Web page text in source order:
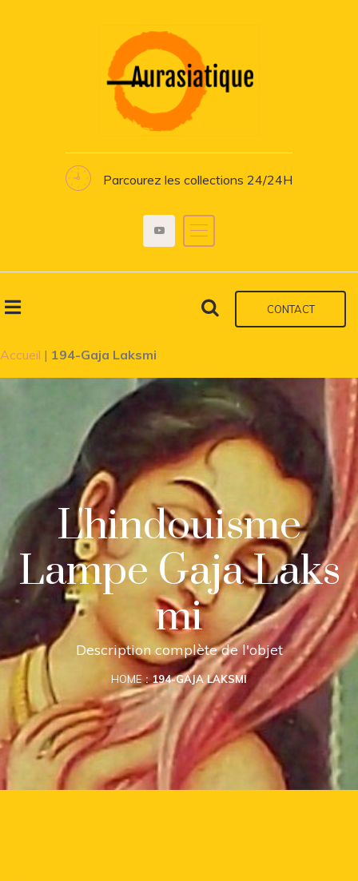
Parcourez les collections 24/24H
CONTACT
Accueil | 194-Gaja Laksmi
L'hindouisme
Lampe Gaja Laks
mi
Description complète de l'objet
HOME 194-GAJA LAKSMI